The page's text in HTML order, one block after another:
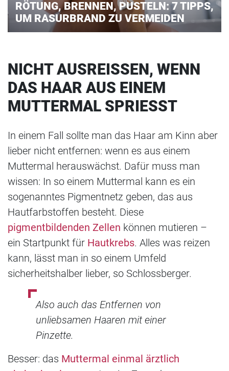
RÖTUNG, BRENNEN, PUSTELN: 7 TIPPS,
UM RASURBRAND ZU VERMEIDEN
NICHT AUSREISSEN, WENN D
AS HAAR AUS EINEM M
UTTERMAL SPRIESST
In einem Fall sollte man das Haar am Kinn aber
lieber nicht entfernen: wenn es aus einem
Muttermal herauswächst. Dafür muss man
wissen: In so einem Muttermal kann es ein
sogenanntes Pigmentnetz geben, das aus
Hautfarbstoffen besteht. Diese
pigmentbildenden Zellen können mutieren –
ein Startpunkt für Hautkrebs. Alles was reizen
kann, lässt man in so einem Umfeld
sicherheitshalber lieber, so Schlossberger.
Also auch das Entfernen von
unliebsamen Haaren mit einer
Pinzette.
Besser: das Muttermal einmal ärztlich